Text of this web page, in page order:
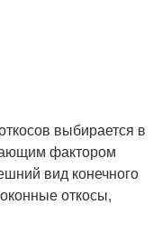
выбирается в
фактором
вид конечного
откосы,